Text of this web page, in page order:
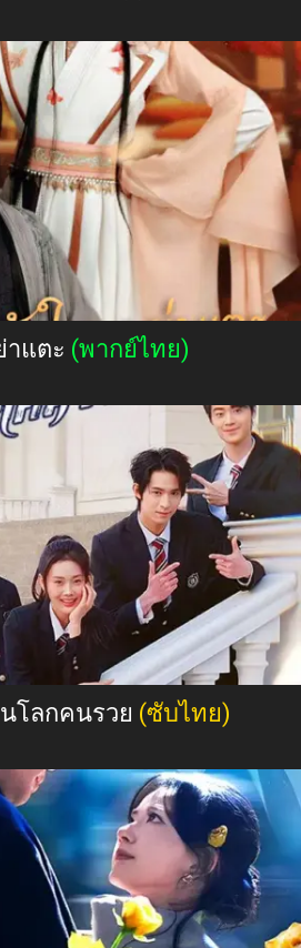
แตะ (พากย์ไทย)
โลกคนรวย (ซับไทย)